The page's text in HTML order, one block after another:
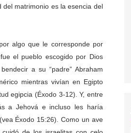
matrimonio es la esencia del
algo que le corresponde por
el pueblo escogido por Dios
a su “padre” Abraham
mientras vivían en Egipto
egipcia (Éxodo 3-12). Y, entre
a Jehová e incluso les haría
Éxodo 15:26). Como un ave